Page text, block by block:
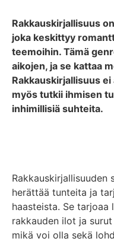
Rakkauskirjallisuus
joka keskittyy
teemoihin. Tämä
aikojen, ja se kattaa
Rakkauskirjallisuus
myös tutkii ihmisen
inhimillisiä suhteita.
Rakkauskirjallisuuden
herättää tunteita ja
haasteista. Se tarjoaa
rakkauden ilot ja
mikä voi olla sekä